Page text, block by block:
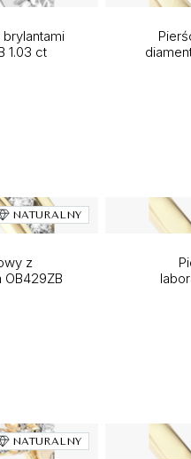
1.03 ct
NATURALNY
z
OB429ZB
NATURALNY